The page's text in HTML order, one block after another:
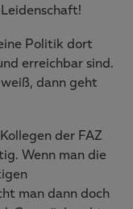
Politik dort
erreichbar sind.
dann geht
der FAZ
Wenn man die
man dann doch